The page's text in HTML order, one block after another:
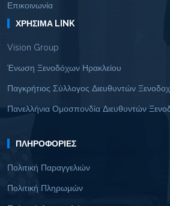
Επικοινωνία
ΧΡΉΣΙΜΑ LINK
Vision Group
Ένωση Ξενοδόχων Ηρακλείου
Παγκρήτιος Σύλλογος Διευθυντών
Πανελλήνια Ομοσπονδία Διευθυντών
ΠΛΗΡΟΦΟΡΊΕΣ
Πολιτική Παραγγελιών
Πολιτική Πληρωμών